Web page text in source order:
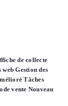
de collecte
webGestion des
Tâches
vente Nouveau